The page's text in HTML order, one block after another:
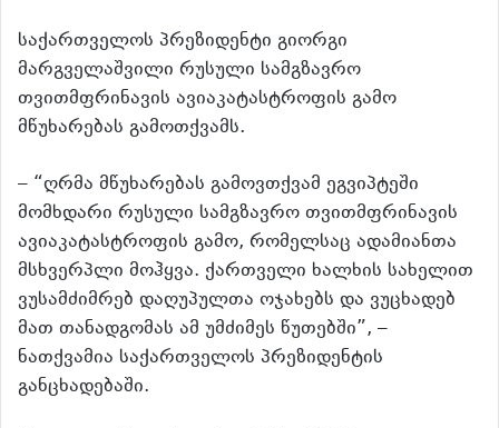
საქართველოს პრეზიდენტი გიორგი
მარგველაშვილი რუსული სამგზავრო
თვითმფრინავის ავიაკატასტროფის გამო
მწუხარებას გამოთქვამს.
– “ღრმა მწუხარებას გამოვთქვამ ეგვიპტეში
მომხდარი რუსული სამგზავრო თვითმფრინავის
ავიაკატასტროფის გამო, რომელსაც ადამიანთა
მსხვერპლი მოჰყვა. ქართველი ხალხის სახელით
ვუსამძიმრებ დაღუპულთა ოჯახებს და ვუცხადებ
მათ თანადგომას ამ უმძიმეს წუთებში”, –
ნათქვამია საქართველოს პრეზიდენტის
განცხადებაში.